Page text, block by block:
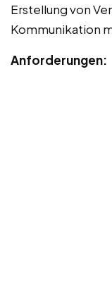
Erstellung von
Kommunikation
Anforderungen: